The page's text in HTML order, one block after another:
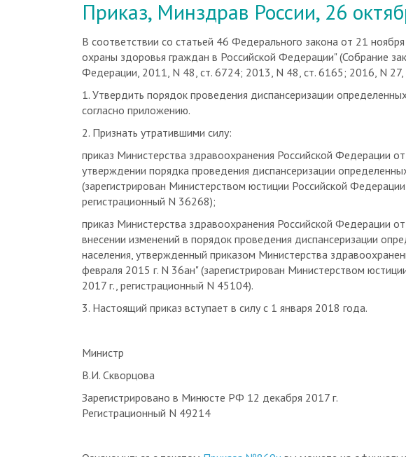
Приказ, Минздрав России, 26
В соответствии со статьей 46 Федерального закона от 21
охраны здоровья граждан в Российской Федерации" (Собрание
Федерации, 2011, N 48, ст. 6724; 2013, N 48, ст. 6165; 2016, N 27,
1. Утвердить порядок проведения диспансеризации определенных
согласно приложению.
2. Признать утратившими силу:
приказ Министерства здравоохранения Российской Федерации
утверждении порядка проведения диспансеризации определенных
(зарегистрирован Министерством юстиции Российской Федерации
регистрационный N 36268);
приказ Министерства здравоохранения Российской Федерации
внесении изменений в порядок проведения диспансеризации
населения, утвержденный приказом Министерства
февраля 2015 г. N 36ан" (зарегистрирован Министерством
2017 г., регистрационный N 45104).
Министр
В.И. Скворцова
Зарегистрировано в Минюсте РФ 12 декабря 2017 г.